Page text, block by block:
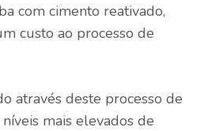
com cimento reativado,
custo ao processo de
através deste processo de
mais elevados de